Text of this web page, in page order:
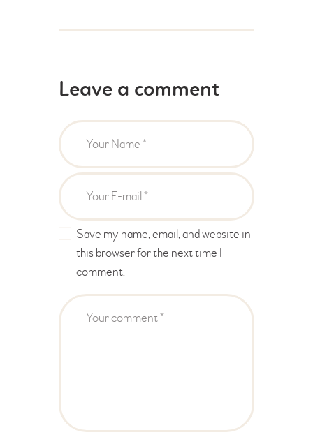
Leave a comment
Save my name, email, and website in
this browser for the next time I
comment.